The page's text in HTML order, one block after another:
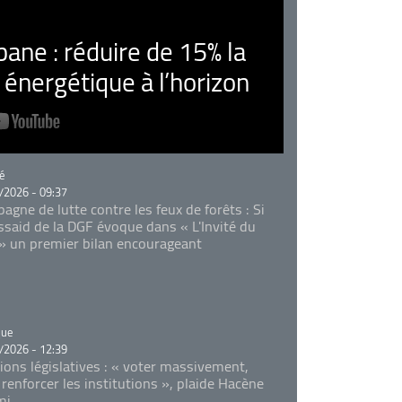
: réduire de 15% la
à l’horizon
- 09:37
de lutte contre les feux de forêts : Si
de la DGF évoque dans « L'Invité du
un premier bilan encourageant
- 12:39
législatives : « voter massivement,
les institutions », plaide Hacène